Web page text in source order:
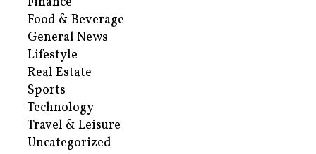
Food & Beverage
General News
Lifestyle
Real Estate
Sports
Technology
Travel & Leisure
Uncategorized